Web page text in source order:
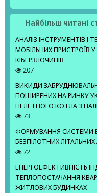
Найбільш читані
АНАЛІЗ ІНСТРУМЕНТІВ
МОБІЛЬНИХ ПРИСТРОЇВ
КІБЕРЗЛОЧИНІВ
207
ВИКИДИ
ПОШИРЕНИХ НА РИНКУ
ПЕЛЕТНОГО КОТЛА З
73
ФОРМУВАННЯ СИСТЕМИ
БЕЗПІЛОТНИХ ЛІТАЛЬНИХ
72
ЕНЕРГОЕФЕКТИВНІСТЬ
ТЕПЛОПОСТАЧАННЯ
ЖИТЛОВИХ БУДИНКАХ